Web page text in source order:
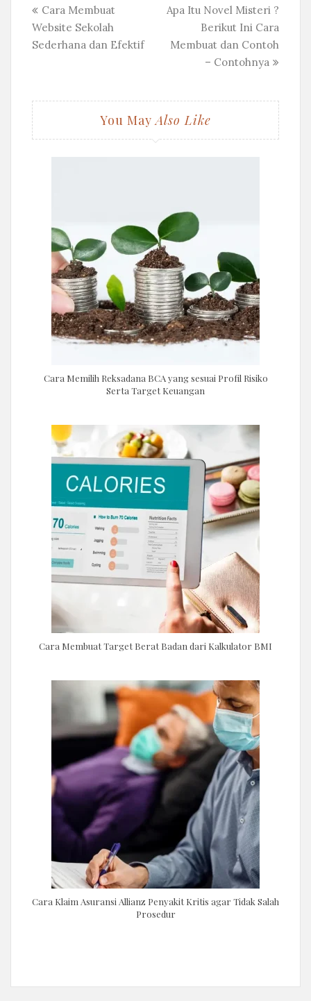
Posts
navigation
Cara Membuat
Website Sekolah
Sederhana dan Efektif
Apa Itu Novel Misteri ?
Berikut Ini Cara
Membuat dan Contoh
– Contohnya
You MayAlso Like
Cara Memilih Reksadana BCA yang sesuai Profil Risiko
Serta Target Keuangan
Cara Membuat Target Berat Badan dari Kalkulator BMI
Cara Klaim Asuransi Allianz Penyakit Kritis agar Tidak Salah
Prosedur